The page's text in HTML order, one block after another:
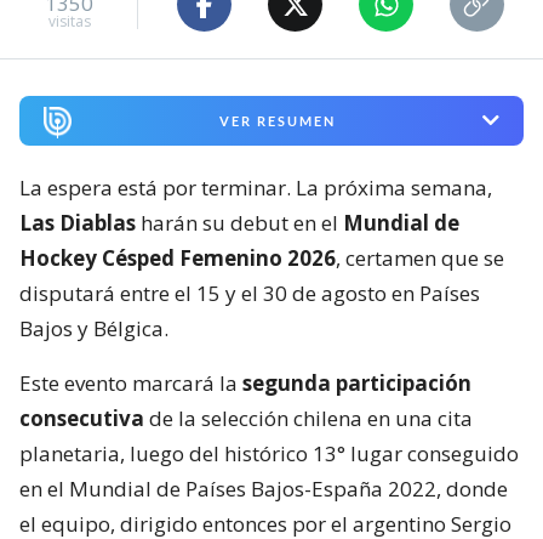
visitas
VER RESUMEN
La espera está por terminar. La próxima semana,
Las Diablas harán su debut en el Mundial de
Hockey Césped Femenino 2026, certamen que se
disputará entre el 15 y el 30 de agosto en Países
Bajos y Bélgica.
Este evento marcará la segunda participación
consecutiva de la selección chilena en una cita
planetaria, luego del histórico 13° lugar conseguido
en el Mundial de Países Bajos-España 2022, donde
el equipo, dirigido entonces por el argentino Sergio